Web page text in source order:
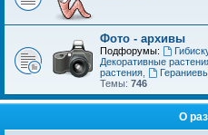
Фото - архивы
Подфорумы:
Декоративные
растения
Темы: 746
О